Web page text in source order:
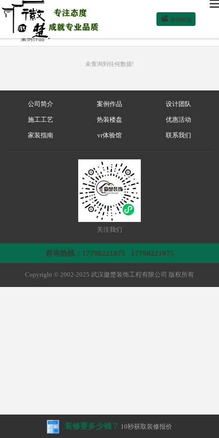
 咨询热线
案例作品
未查询到任何数据!
公司简介 案例作品 设计团队
施工工艺 热装楼盘 优惠活动
家装指南 vr体验馆 联系我们
关注我们
咨询热线：17798221075 17798221075
Copyright © 2002-2025 武汉徽楚装饰工程有限公司 版权所有
装修要多少钱？ 10秒获取装修报价